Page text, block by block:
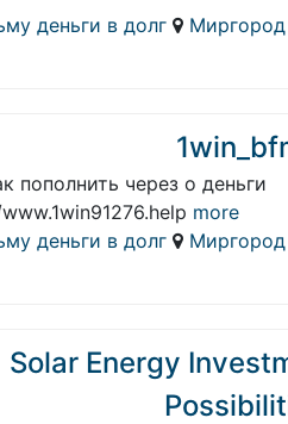
деньги в долг
Миргород
пополнить через о деньги
more
деньги в долг
Миргород
Solar Energy